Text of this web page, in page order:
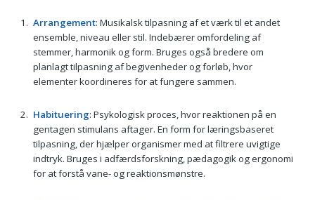
Arrangement: Musikalsk tilpasning af et værk til et andet
ensemble, niveau eller stil. Indebærer omfordeling af
stemmer, harmonik og form. Bruges også bredere om
planlagt tilpasning af begivenheder og forløb, hvor
elementer koordineres for at fungere sammen.
Habituering: Psykologisk proces, hvor reaktionen på en
gentagen stimulans aftager. En form for læringsbaseret
tilpasning, der hjælper organismer med at filtrere uvigtige
indtryk. Bruges i adfærdsforskning, pædagogik og ergonomi
for at forstå vane- og reaktionsmønstre.